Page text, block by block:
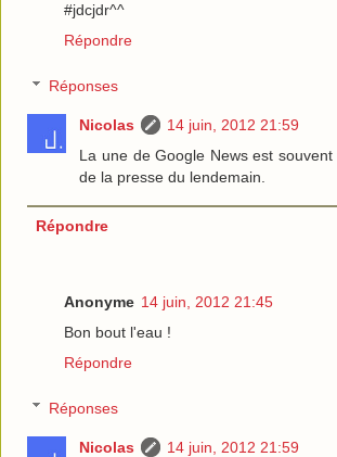
#jdcjdr^^
Répondre
Réponses
Nicolas
14 juin, 2012 21:59
La une de Google News est
de la presse du lendemain.
Répondre
Anonyme 14 juin, 2012 21:45
Bon bout l'eau !
Répondre
Réponses
Nicolas
14 juin, 2012 21:59